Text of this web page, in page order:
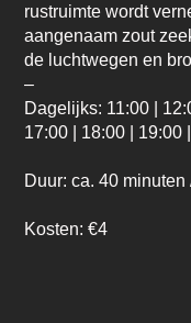
rustruimte wordt
aangenaam zout
de luchtwegen en
–
Dagelijks: 11:00 |
17:00 | 18:00 | 19:00
Duur: ca. 40
Kosten: €4